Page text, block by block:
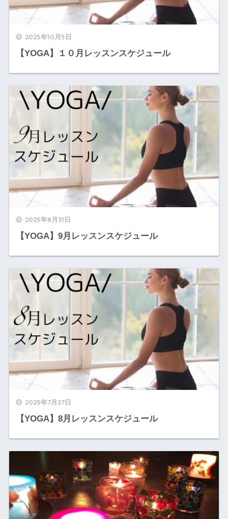
2025年10月5日
【YOGA】１０月レッスンスケジュール
2025年8月31日
【YOGA】9月レッスンスケジュール
2025年7月27日
【YOGA】8月レッスンスケジュール